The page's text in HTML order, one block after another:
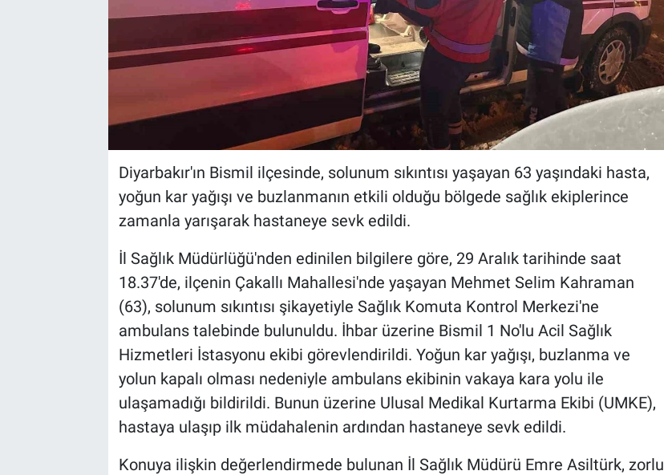
Diyarbakır'ın Bismil ilçesinde, solunum sıkıntısı yaşayan 63 yaşındaki hasta,
yoğun kar yağışı ve buzlanmanın etkili olduğu bölgede sağlık ekiplerince
zamanla yarışarak hastaneye sevk edildi.
İl Sağlık Müdürlüğü'nden edinilen bilgilere göre, 29 Aralık tarihinde saat
18.37'de, ilçenin Çakallı Mahallesi'nde yaşayan Mehmet Selim Kahraman
(63), solunum sıkıntısı şikayetiyle Sağlık Komuta Kontrol Merkezi'ne
ambulans talebinde bulunuldu. İhbar üzerine Bismil 1 No'lu Acil Sağlık
Hizmetleri İstasyonu ekibi görevlendirildi. Yoğun kar yağışı, buzlanma ve
yolun kapalı olması nedeniyle ambulans ekibinin vakaya kara yolu ile
ulaşamadığı bildirildi. Bunun üzerine Ulusal Medikal Kurtarma Ekibi (UMKE),
hastaya ulaşıp ilk müdahalenin ardından hastaneye sevk edildi.
Konuya ilişkin değerlendirmede bulunan İl Sağlık Müdürü Emre Asiltürk, zorlu